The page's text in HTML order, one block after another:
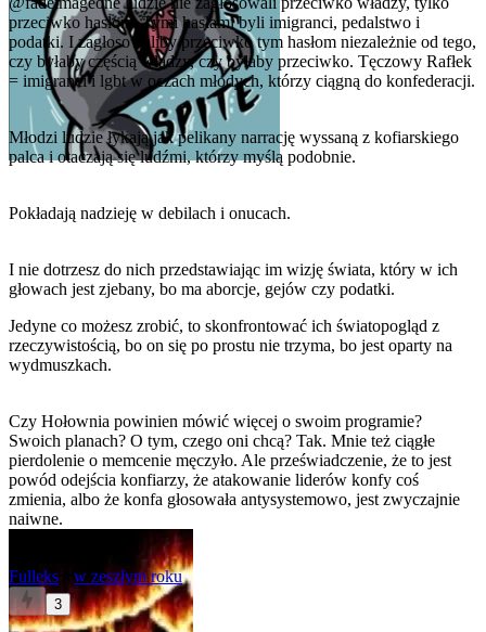
przeciwko hasłom. Tymi hasłami byli imigranci, pedalstwo i
podatki. I zagłosowaliby przeciwko tym hasłom niezależnie od tego,
czy byłaby częścią władzy, czy byłaby przeciwko. Tęczowy Rafłek
= imigranci i lgbt w oczach młodych, którzy ciągną do konfederacji.
Młodzi ludzie łykają jak pelikany narrację wyssaną z kofiarskiego
palca i otaczają się ludźmi, którzy myślą podobnie.
Pokładają nadzieję w debilach i onucach.
I nie dotrzesz do nich przedstawiając im wizję świata, który w ich
głowach jest zjebany, bo ma aborcje, gejów czy podatki.
Jedyne co możesz zrobić, to skonfrontować ich światopogląd z
rzeczywistością, bo on się po prostu nie trzyma, bo jest oparty na
wydmuszkach.
Czy Hołownia powinien mówić więcej o swoim programie?
Swoich planach? O tym, czego oni chcą? Tak. Mnie też ciągłe
pierdolenie o memcenie męczyło. Ale przeświadczenie, że to jest
powód odejścia konfiarzy, że atakowanie liderów konfy coś
zmienia, albo że konfa głosowała antysystemowo, jest zwyczajnie
naiwne.
Fulleks w zeszłym roku
3